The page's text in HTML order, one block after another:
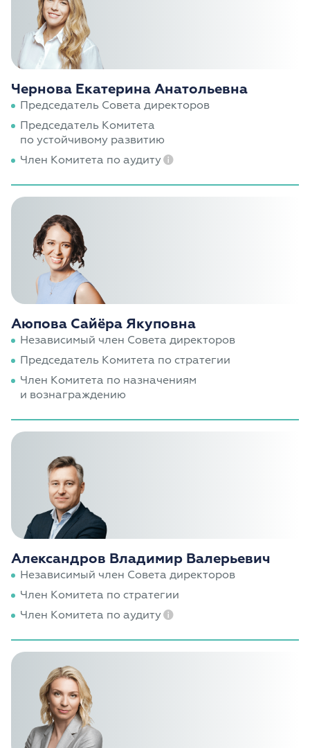
Чернова Екатерина Анатольевна
Председатель Совета директоров
Председатель Комитета
по устойчивому развитию
Член Комитета по аудиту
Аюпова Сайёра Якуповна
Независимый член Совета директоров
Председатель Комитета по стратегии
Член Комитета по назначениям
и вознаграждению
Александров Владимир Валерьевич
Независимый член Совета директоров
Член Комитета по стратегии
Член Комитета по аудиту